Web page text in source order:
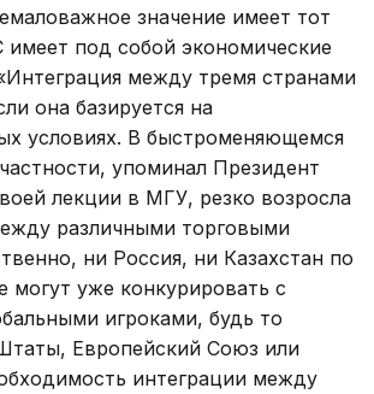
значение имеет тот
под собой экономические
между тремя странами
она базируется на
условиях. В быстроменяющемся
упоминал Президент
лекции в МГУ, резко возросла
различными торговыми
ни Россия, ни Казахстан по
могут уже конкурировать с
игроками, будь то
Европейский Союз или
интеграции между